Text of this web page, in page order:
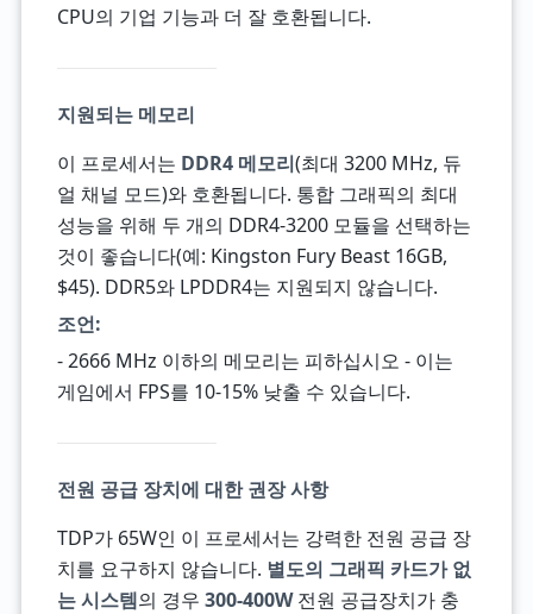
CPU의 기업 기능과 더 잘 호환됩니다.
지원되는 메모리
이 프로세서는 DDR4 메모리(최대 3200 MHz, 듀
얼 채널 모드)와 호환됩니다. 통합 그래픽의 최대
성능을 위해 두 개의 DDR4-3200 모듈을 선택하는
것이 좋습니다(예: Kingston Fury Beast 16GB,
$45). DDR5와 LPDDR4는 지원되지 않습니다.
조언:
- 2666 MHz 이하의 메모리는 피하십시오 - 이는
게임에서 FPS를 10-15% 낮출 수 있습니다.
전원 공급 장치에 대한 권장 사항
TDP가 65W인 이 프로세서는 강력한 전원 공급 장
치를 요구하지 않습니다. 별도의 그래픽 카드가 없
는 시스템의 경우 300-400W전원 공급장치가 충